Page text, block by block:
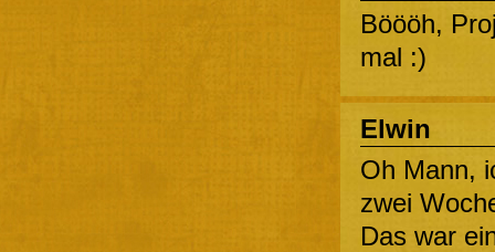
Böööh,
mal :)
Elwin
Oh Mann,
zwei
Das war